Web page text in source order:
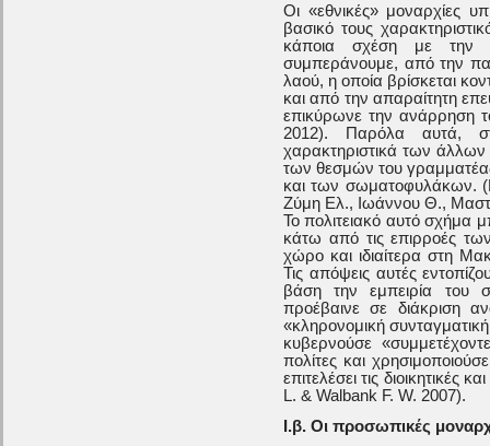
Οι «εθνικές» μοναρχίες
βασικό τους
κάποια σχέση με την
συμπεράνουμε, από την
λαού, η οποία βρίσκεται
και από την απαραίτητη
επικύρωνε την ανάρρηση
2012). Παρόλα αυτά,
χαρακτηριστικά των άλλων
των θεσμών του
και των σωματοφυλάκων.
Ζύμη Ελ., Ιωάννου Θ.,
Το πολιτειακό αυτό σχήμα
κάτω από τις επιρροές
χώρο και ιδιαίτερα στη
Τις απόψεις αυτές
βάση την εμπειρία του
προέβαινε σε διάκριση
«κληρονομική
κυβερνούσε
πολίτες και
επιτελέσει τις διοικητικές
L. & Walbank F. W. 2007).
Ι.β. Οι προσωπικές